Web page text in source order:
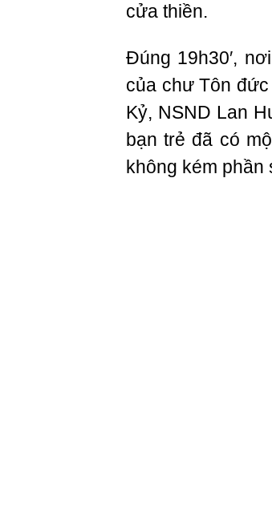
cửa thiền.
Đúng 19h30′,
của chư Tôn
Kỷ, NSND Lan
bạn trẻ đã có
không kém phần